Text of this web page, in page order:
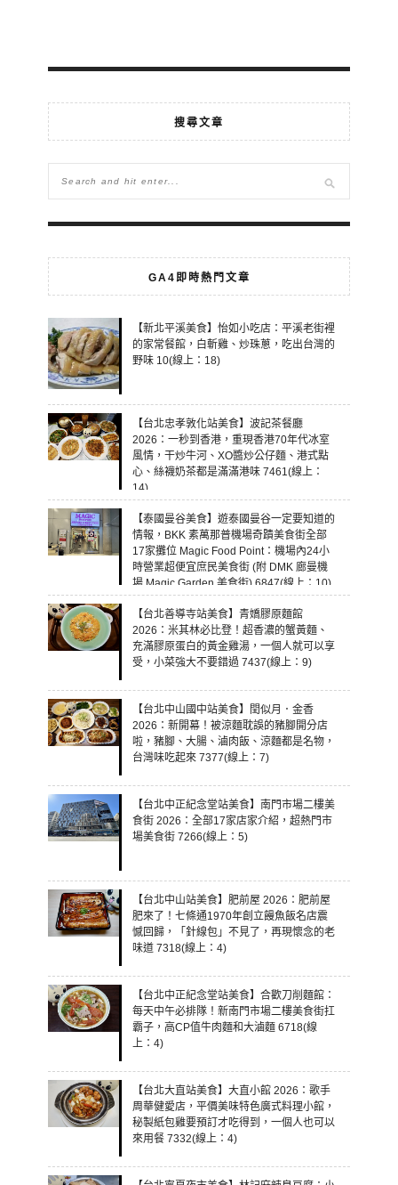
搜尋文章
GA4即時熱門文章
【新北平溪美食】怡如小吃店：平溪老街裡
的家常餐館，白斬雞、炒珠蔥，吃出台灣的
野味 10(線上：18)
【台北忠孝敦化站美食】波記茶餐廳
2026：一秒到香港，重現香港70年代冰室
風情，干炒牛河、XO醬炒公仔麵、港式點
心、絲襪奶茶都是滿滿港味 7461(線上：
14)
【泰國曼谷美食】遊泰國曼谷一定要知道的
情報，BKK 素萬那普機場奇蹟美食街全部
17家攤位 Magic Food Point：機場內24小
時營業超便宜庶民美食街 (附 DMK 廊曼機
場 Magic Garden 美食街) 6847(線上：10)
【台北善導寺站美食】青嬌膠原麵館
2026：米其林必比登！超香濃的蟹黃麵、
充滿膠原蛋白的黃金雞湯，一個人就可以享
受，小菜強大不要錯過 7437(線上：9)
【台北中山國中站美食】閏似月．金香
2026：新開幕！被涼麵耽誤的豬腳開分店
啦，豬腳、大腸、滷肉飯、涼麵都是名物，
台灣味吃起來 7377(線上：7)
【台北中正紀念堂站美食】南門市場二樓美
食街 2026：全部17家店家介紹，超熱門市
場美食街 7266(線上：5)
【台北中山站美食】肥前屋 2026：肥前屋
肥來了！七條通1970年創立饅魚飯名店震
憾回歸，「針線包」不見了，再現懷念的老
味道 7318(線上：4)
【台北中正紀念堂站美食】合歡刀削麵館：
每天中午必排隊！新南門市場二樓美食街扛
霸子，高CP值牛肉麵和大滷麵 6718(線
上：4)
【台北大直站美食】大直小館 2026：歌手
周華健愛店，平價美味特色廣式料理小館，
秘製紙包雞要預訂才吃得到，一個人也可以
來用餐 7332(線上：4)